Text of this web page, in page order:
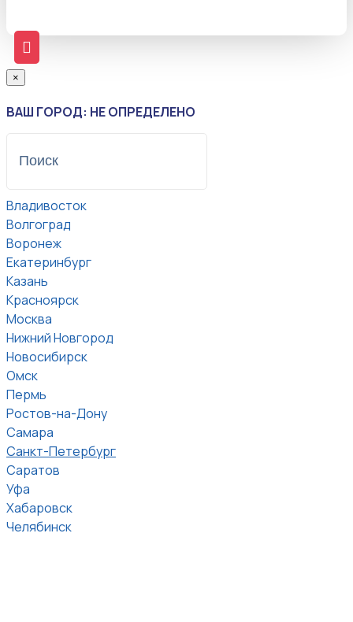
×
ВАШ ГОРОД: НЕ ОПРЕДЕЛЕНО
Владивосток
Волгоград
Воронеж
Екатеринбург
Казань
Красноярск
Москва
Нижний Новгород
Новосибирск
Омск
Пермь
Ростов-на-Дону
Самара
Санкт-Петербург
Саратов
Уфа
Хабаровск
Челябинск